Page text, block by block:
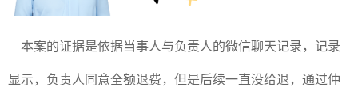
本案的证据是依据当事人与负责人的微信聊天记录，记录
显示，负责人同意全额退费，但是后续一直没给退，通过仲